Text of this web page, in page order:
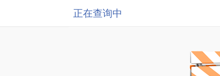
正在查询中